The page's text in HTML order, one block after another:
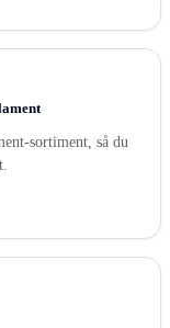
sortiment, så du